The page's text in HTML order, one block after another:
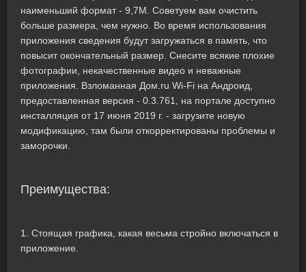
наименьший формат - 9,7M. Советуем вам очистить
больше размера, чем нужно. Во время использования
приложения сведения будут загружаться в память, что
повысит окончательный размер. Снесите всякие плохие
фотографии, некачественные видео и неважные
приложения. Взломанная Дом.ru Wi-Fi на Андроид,
предоставленная версия - 0.3.761, на портале доступно
инсталляция от 17 июня 2019 г. - загрузите новую
модификацию, там были откорректированы проблемы и
заморочки.
Преимущества:
1. Стоящая графика, какая весьма стройно включаться в
приложение.